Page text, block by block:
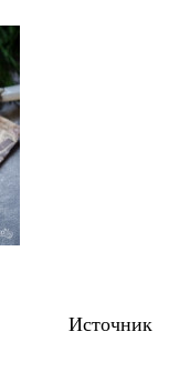
Источник